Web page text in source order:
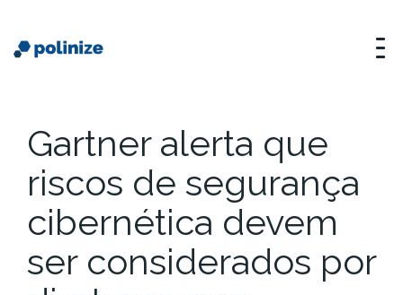
Gartner alerta que
riscos de segurança
cibernética devem
ser considerados por